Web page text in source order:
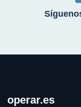
operar.es